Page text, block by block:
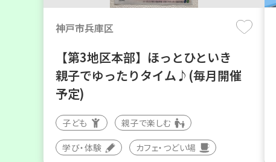
神戸市兵庫区
【第3地区本部】ほっとひといき
親子でゆったりタイム♪(毎月開催
予定)
子ども 親子で楽しむ
学び・体験 カフェ・つどい場